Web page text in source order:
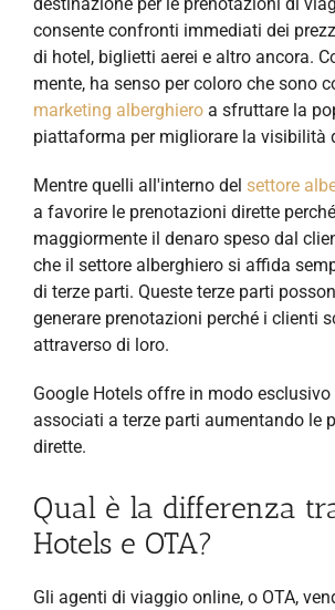
consente confronti immediati dei
di hotel, biglietti aerei e altro ancora.
mente, ha senso per coloro che sono
marketing alberghiero a sfruttare la
piattaforma per migliorare la visibilità
Mentre quelli all'interno del settore
a favorire le prenotazioni dirette
maggiormente il denaro speso dal
che il settore alberghiero si affida
di terze parti. Queste terze parti
generare prenotazioni perché i clienti
attraverso di loro.
Google Hotels offre in modo
associati a terze parti aumentando le
dirette.
Qual è la differenza
Hotels e OTA?
Gli agenti di viaggio online, o OTA,